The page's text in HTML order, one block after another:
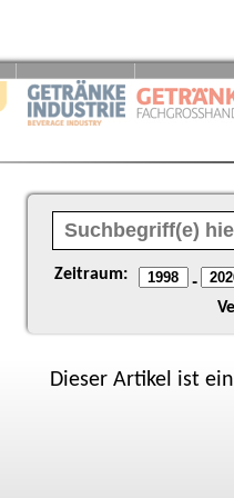
Zeitraum: -
Dieser Artikel ist